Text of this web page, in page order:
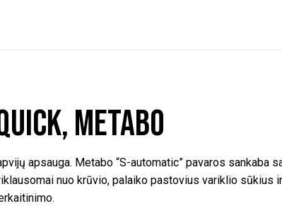
Metabo
apsauga. Metabo “S-automatic” pavaros sankaba
nuo krūvio, palaiko pastovius variklio